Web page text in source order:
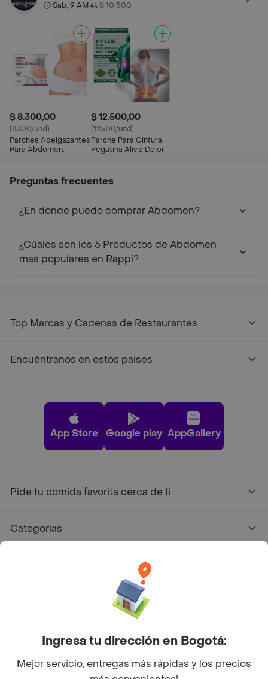
Sab, 9 AM• $ 10.500
$ 8.300,00
(8300/und)
Parches Adelgazantes
Para Abdomen
$ 12.500,00
(12500/und)
Parche Para Cintura
Pegatina Alivia Dolor
Preguntas frecuentes
¿En dónde puedo comprar Abdomen?
¿Cúales son los 5 Productos de Abdomen
mas populares en Rappi?
Top Marcas y Cadenas de Restaurantes
Encuéntranos en estos países
App Store Google play AppGallery
Pide tu comida favorita cerca de ti
Categorías
Facebook
Twitter
Instagram
©2026Rappi Inc. All rights reserved.
Ingresa tu dirección en Bogotá:
Mejor servicio, entregas más rápidas y los precios